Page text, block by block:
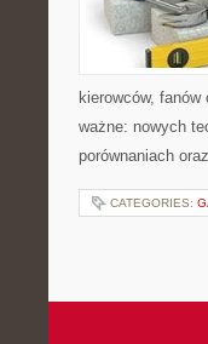
kierowców,
ważne: nowych
porównaniach
CATEGORIES: